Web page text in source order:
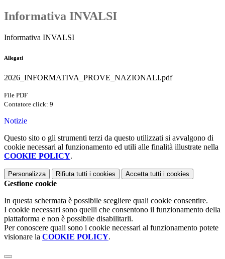
Informativa INVALSI
Informativa INVALSI
Allegati
2026_INFORMATIVA_PROVE_NAZIONALI.pdf
File PDF
Contatore click: 9
Notizie
Questo sito o gli strumenti terzi da questo utilizzati si avvalgono di
cookie necessari al funzionamento ed utili alle finalità illustrate nella
COOKIE POLICY.
Personalizza Rifiuta tutti i cookies Accetta tutti i cookies
Gestione cookie
In questa schermata è possibile scegliere quali cookie consentire.
I cookie necessari sono quelli che consentono il funzionamento della
piattaforma e non è possibile disabilitarli.
Per conoscere quali sono i cookie necessari al funzionamento potete
visionare la COOKIE POLICY.